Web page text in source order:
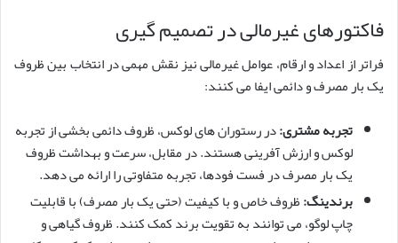
فاکتورهای غیرمالی در تصمیم گیری
فراتر از اعداد و ارقام، عوامل غیرمالی نیز نقش مهمی در انتخاب بین ظروف
یک بار مصرف و دائمی ایفا می کنند:
تجربه مشتری:در رستوران های لوکس، ظروف دائمی بخشی از تجربه
لوکس و ارزش آفرینی هستند. در مقابل، سرعت و بهداشت ظروف
یک بار مصرف در فست فودها، تجربه متفاوتی را ارائه می دهد.
برندینگ:ظروف خاص و با کیفیت (حتی یک بار مصرف) با قابلیت
چاپ لوگو، می توانند به تقویت برند کمک کنند. ظروف گیاهی و